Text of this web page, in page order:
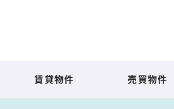
賃貸物件 売買物件